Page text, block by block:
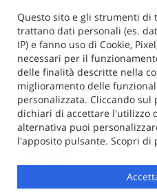
Dati fiscali:
Autoborzoli Di Cavallaro Antonino
Via Borzoli, 68/a, Genova (GE)
C.F/P.IVA:01153970106
Registro delle imprese:GE
Questo sito e gli strumenti di
trattano dati personali (es.
IP) e fanno uso di Cookie,
necessari per il
delle finalità descritte nella
miglioramento delle
personalizzata. Cliccando sul
dichiari di accettare l'utilizzo
alternativa puoi
l'apposito pulsante. Scopri di